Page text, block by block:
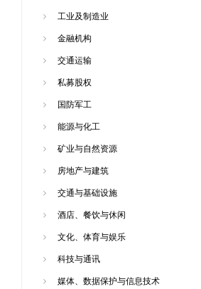
工业及制造业
金融机构
交通运输
私募股权
国防军工
能源与化工
矿业与自然资源
房地产与建筑
交通与基础设施
酒店、餐饮与休闲
文化、体育与娱乐
科技与通讯
媒体、数据保护与信息技术